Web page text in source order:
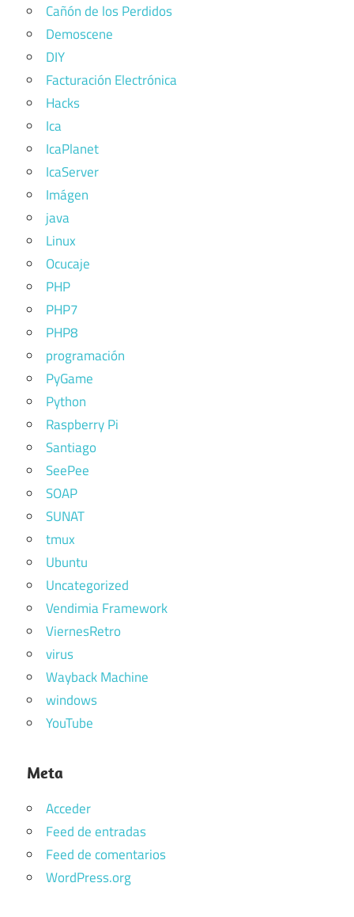
Cañón de los Perdidos
Demoscene
DIY
Facturación Electrónica
Hacks
Ica
IcaPlanet
IcaServer
Imágen
java
Linux
Ocucaje
PHP
PHP7
PHP8
programación
PyGame
Python
Raspberry Pi
Santiago
SeePee
SOAP
SUNAT
tmux
Ubuntu
Uncategorized
Vendimia Framework
ViernesRetro
virus
Wayback Machine
windows
YouTube
Meta
Acceder
Feed de entradas
Feed de comentarios
WordPress.org